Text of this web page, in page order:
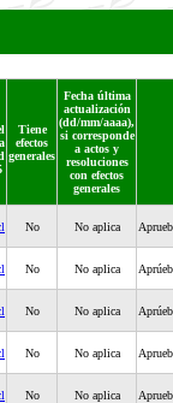
Tiene
efectos
generales
Fecha última
actualización
(dd/mm/aaaa),
si corresponde
a actos y
resoluciones
con efectos
generales
No No aplica
No No aplica
No No aplica
No No aplica
No No aplica